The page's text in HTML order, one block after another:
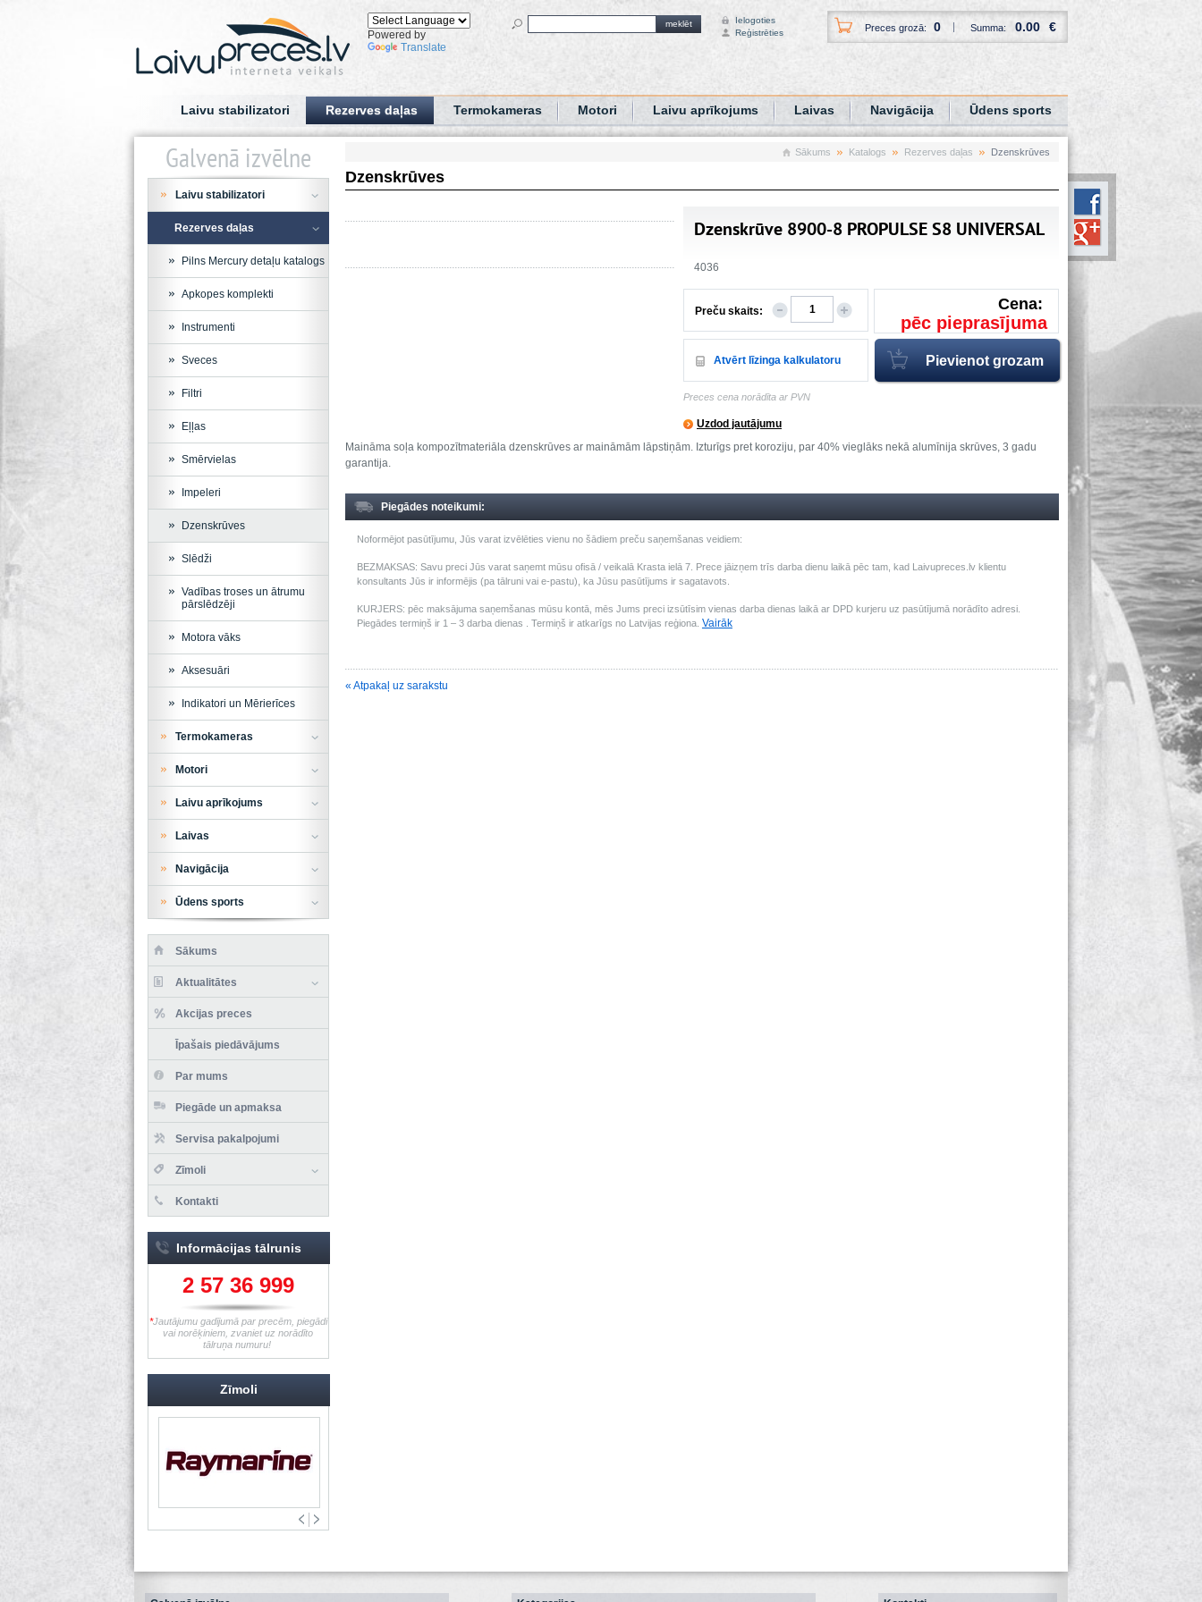
Powered by
Translate
meklēt
Ielogoties
Reģistrēties
Preces grozā: 0 Summa: 0.00 €
Laivu stabilizatori Rezerves daļas Termokameras Motori Laivu aprīkojums Laivas Navigācija Ūdens sports
Sākums Katalogs Rezerves daļas Dzenskrūves
Dzenskrūves
Dzenskrūve 8900-8 PROPULSE S8 UNIVERSAL
4036
Preču skaits: Cena:
pēc pieprasījuma
Atvērt līzinga kalkulatoru
Preces cena norādīta ar PVN
Uzdod jautājumu
Maināma soļa kompozītmateriāla dzenskrūves ar maināmām lāpstiņām. Izturīgs pret koroziju, par 40% vieglāks nekā alumīnija skrūves, 3 gadu
garantija.
Piegādes noteikumi:
Noformējot pasūtījumu, Jūs varat izvēlēties vienu no šādiem preču saņemšanas veidiem:
BEZMAKSAS: Savu preci Jūs varat saņemt mūsu ofisā / veikalā Krasta ielā 7. Prece jāizņem trīs darba dienu laikā pēc tam, kad Laivupreces.lv klientu
konsultants Jūs ir informējis (pa tālruni vai e-pastu), ka Jūsu pasūtījums ir sagatavots.
KURJERS: pēc maksājuma saņemšanas mūsu kontā, mēs Jums preci izsūtīsim vienas darba dienas laikā ar DPD kurjeru uz pasūtījumā norādīto adresi.
Piegādes termiņš ir 1 – 3 darba dienas . Termiņš ir atkarīgs no Latvijas reģiona. Vairāk
« Atpakaļ uz sarakstu
Galvenā izvēlne
Laivu stabilizatori
Rezerves daļas
Pilns Mercury detaļu katalogs
Apkopes komplekti
Instrumenti
Sveces
Filtri
Eļļas
Smērvielas
Impeleri
Dzenskrūves
Slēdži
Vadības troses un ātrumu
pārslēdzēji
Motora vāks
Aksesuāri
Indikatori un Mērierīces
Termokameras
Motori
Laivu aprīkojums
Laivas
Navigācija
Ūdens sports
Sākums
Aktualitātes
Akcijas preces
Īpašais piedāvājums
Par mums
Piegāde un apmaksa
Servisa pakalpojumi
Zīmoli
Kontakti
Informācijas tālrunis
2 57 36 999
*Jautājumu gadījumā par precēm, piegādi
vai norēķiniem, zvaniet uz norādīto
tālruņa numuru!
Zīmoli